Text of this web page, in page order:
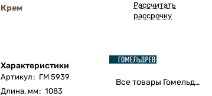
Крем
Характеристики
Артикул: ГМ 5939
Длина, мм: 1083
Рассчитать
рассрочку
Все товары Гомельдрев